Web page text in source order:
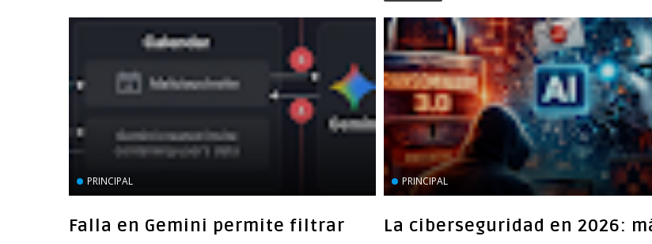
PRINCIPAL
Falla en Gemini permite filtrar
PRINCIPAL
La ciberseguridad en 2026: